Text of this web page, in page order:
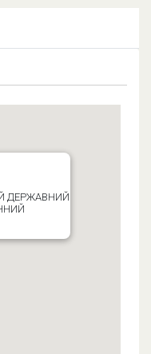
ДЕРЖАВНИЙ